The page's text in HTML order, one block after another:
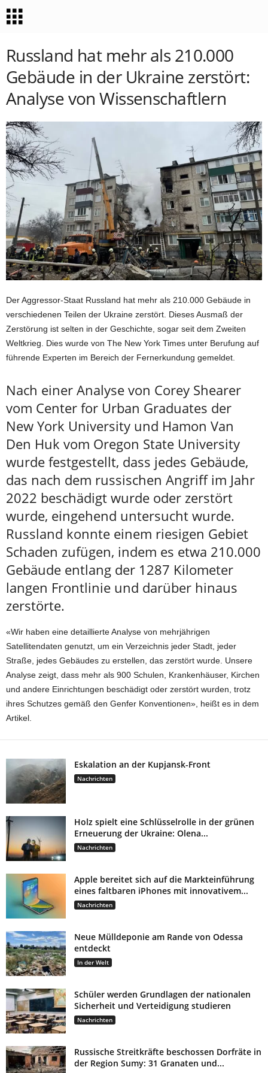
Russland hat mehr als 210.000
Gebäude in der Ukraine zerstört:
Analyse von Wissenschaftlern
Der Aggressor-Staat Russland hat mehr als 210.000 Gebäude in
verschiedenen Teilen der Ukraine zerstört. Dieses Ausmaß der
Zerstörung ist selten in der Geschichte, sogar seit dem Zweiten
Weltkrieg. Dies wurde von The New York Times unter Berufung auf
führende Experten im Bereich der Fernerkundung gemeldet.
Nach einer Analyse von Corey Shearer
vom Center for Urban Graduates der
New York University und Hamon Van
Den Huk vom Oregon State University
wurde festgestellt, dass jedes Gebäude,
das nach dem russischen Angriff im Jahr
2022 beschädigt wurde oder zerstört
wurde, eingehend untersucht wurde.
Russland konnte einem riesigen Gebiet
Schaden zufügen, indem es etwa 210.000
Gebäude entlang der 1287 Kilometer
langen Frontlinie und darüber hinaus
zerstörte.
«Wir haben eine detaillierte Analyse von mehrjährigen
Satellitendaten genutzt, um ein Verzeichnis jeder Stadt, jeder
Straße, jedes Gebäudes zu erstellen, das zerstört wurde. Unsere
Analyse zeigt, dass mehr als 900 Schulen, Krankenhäuser, Kirchen
und andere Einrichtungen beschädigt oder zerstört wurden, trotz
ihres Schutzes gemäß den Genfer Konventionen», heißt es in dem
Artikel.
Eskalation an der Kupjansk-Front
Nachrichten
Holz spielt eine Schlüsselrolle in der grünen
Erneuerung der Ukraine: Olena...
Nachrichten
Apple bereitet sich auf die Markteinführung
eines faltbaren iPhones mit innovativem...
Nachrichten
Neue Mülldeponie am Rande von Odessa
entdeckt
In der Welt
Schüler werden Grundlagen der nationalen
Sicherheit und Verteidigung studieren
Nachrichten
Russische Streitkräfte beschossen Dorfräte in
der Region Sumy: 31 Granaten und...